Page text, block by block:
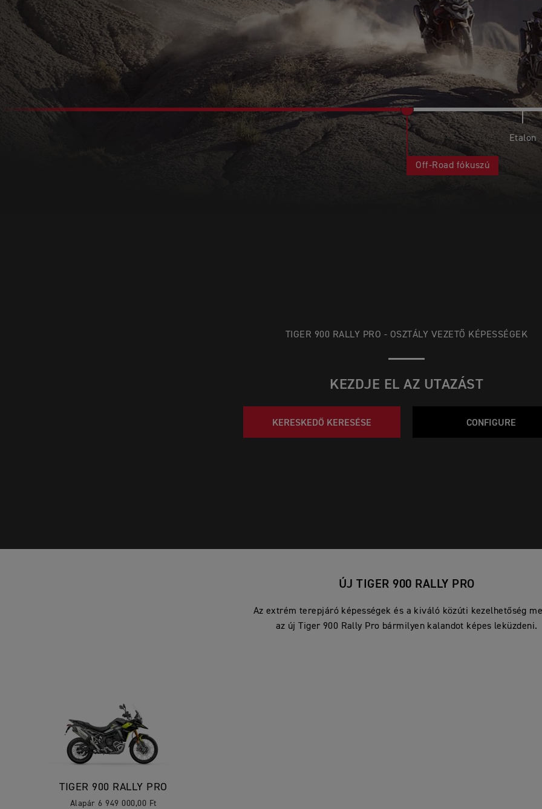
Off-Road fókuszú
Etalon
TIGER 900 RALLY PRO - OSZTÁLY VEZETŐ KÉPESSÉGEK
KEZDJE EL AZ UTAZÁST
KERESKEDŐ KERESÉSE CONFIGURE
ÚJ TIGER 900 RALLY PRO
Az extrém terepjáró képességek és a kiváló közúti kezelhetőség
az új Tiger 900 Rally Pro bármilyen kalandot képes leküzdeni.
TIGER 900 RALLY PRO
Alapár 6 949 000,00 Ft